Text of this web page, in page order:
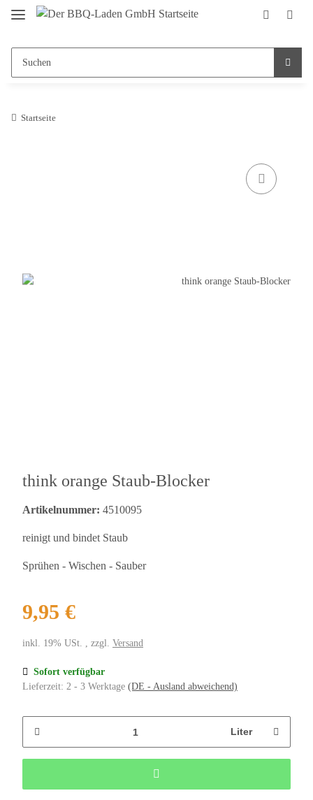
Startseite
think orange Staub-Blocker
Artikelnummer: 4510095
reinigt und bindet Staub
Sprühen - Wischen - Sauber
9,95 €
inkl. 19% USt. , zzgl. Versand
Sofort verfügbar
Lieferzeit: 2 - 3 Werktage (DE - Ausland abweichend)
Liter